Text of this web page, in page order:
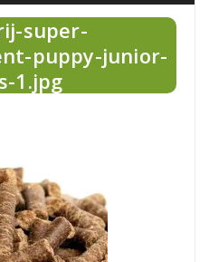
super-
puppy-junior-
1.jpg